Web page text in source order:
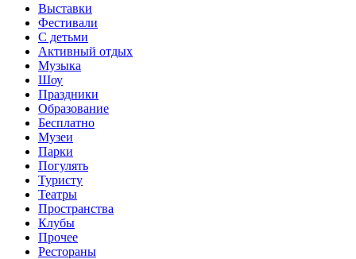
Выставки
Фестивали
С детьми
Активный отдых
Музыка
Шоу
Праздники
Образование
Бесплатно
Музеи
Парки
Погулять
Туристу
Театры
Пространства
Клубы
Прочее
Рестораны